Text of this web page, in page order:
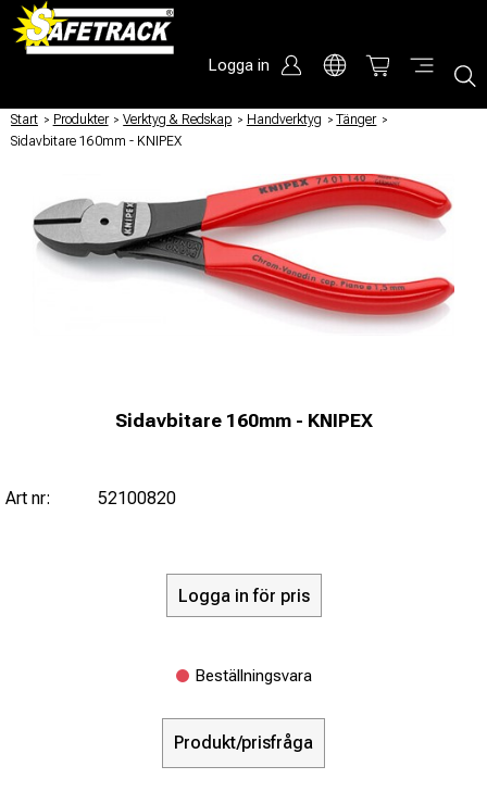
Logga in
Start / Produkter / Verktyg & Redskap / Handverktyg / Tänger /
Sidavbitare 160mm - KNIPEX
Sidavbitare 160mm - KNIPEX
Art nr: 52100820
Logga in för pris
Beställningsvara
Produkt/prisfråga